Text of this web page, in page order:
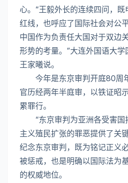
心。“王毅外长的连续四问，
红线，也呼应了国际社会对公
中国作为负责任大国对于双边
形势的考量。”大连外国语大
王家曦说。
今年是东京审判开庭80周
官历经两年半庭审，以铁证昭
累罪行。
“东京审判为亚洲各受害国
主义殖民扩张的罪恶提供了关
纪念东京审判，既为铭记正义
被惩戒，也是明确以国际法为
的权威地位。